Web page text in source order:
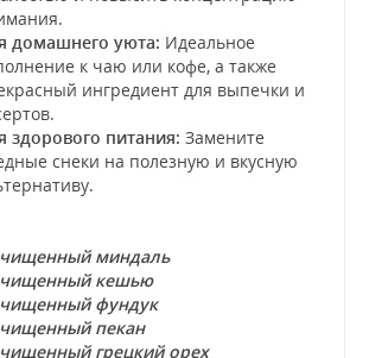
домашнего уюта: Идеальное
к чаю или кофе, а также
ингредиент для выпечки и
здорового питания: Замените
снеки на полезную и вкусную
миндаль
кешью
фундук
пекан
грецкий орех